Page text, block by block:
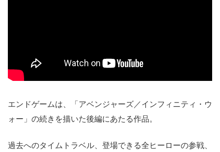
エンドゲームは、「アベンジャーズ／インフィニティ・ウ
ォー」の続きを描いた後編にあたる作品。
過去へのタイムトラベル、登場できる全ヒーローの参戦、